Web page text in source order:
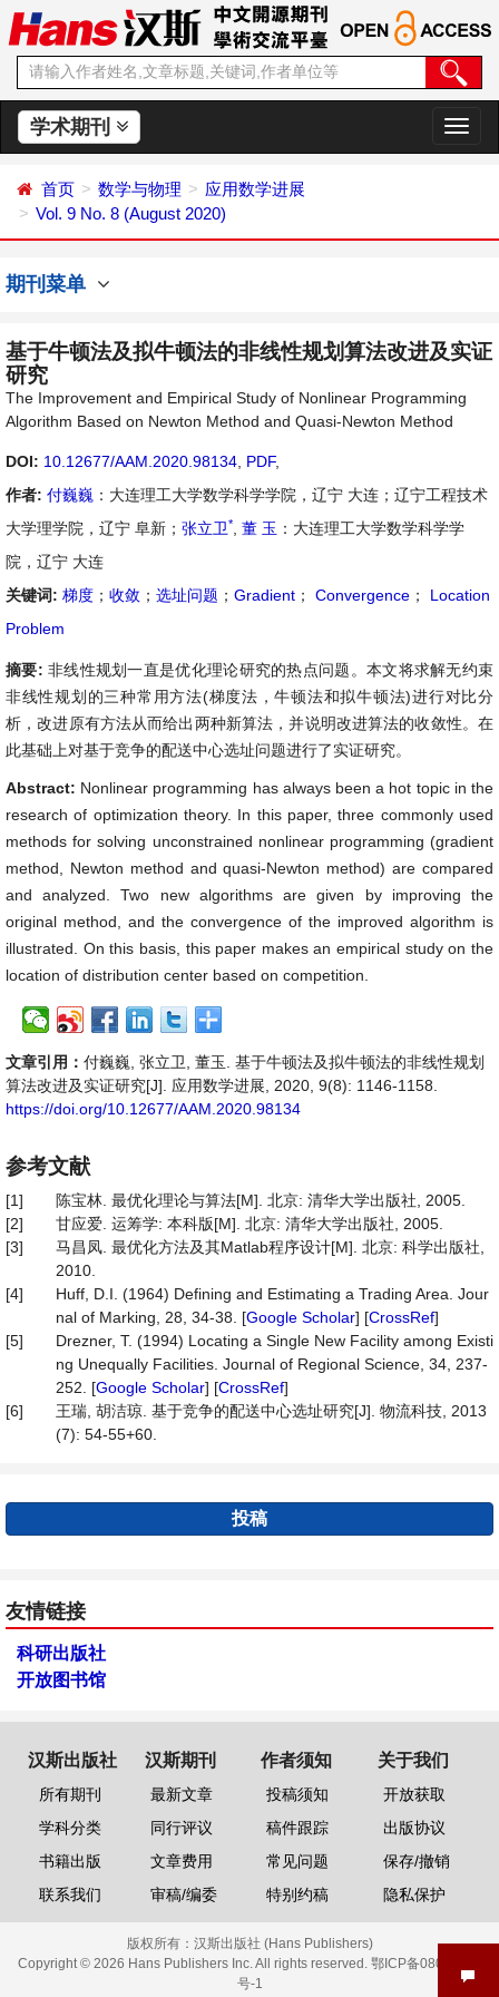
学术期刊
切
换
首页 数学与物理
应用数学进展
Vol. 9 No. 8 (August 2020)
期刊菜单
基于牛顿法及拟牛顿法的非线性规划算法改进及实证
研究
The Improvement and Empirical Study of Nonlinear Programming
Algorithm Based on Newton Method and Quasi-Newton Method
DOI: 10.12677/AAM.2020.98134 PDF,
作者: 付巍巍 ：大连理工大学数学科学学院，辽宁 大连；辽宁工程技术
大学理学院，辽宁 阜新； 张立卫* 董 玉 ：大连理工大学数学科学学
院，辽宁 大连
关键词: 梯度 ； 收敛 ； 选址问题 ； Gradient ； Convergence ；
Location
Problem
摘要: 非线性规划一直是优化理论研究的热点问题。本文将求解无约束
非线性规划的三种常用方法(梯度法，牛顿法和拟牛顿法)进行对比分
析，改进原有方法从而给出两种新算法，并说明改进算法的收敛性。在
此基础上对基于竞争的配送中心选址问题进行了实证研究。
Abstract: Nonlinear programming has always been a hot topic in the
research of optimization theory. In this paper, three commonly used
methods for solving unconstrained nonlinear programming (gradient
method, Newton method and quasi-Newton method) are compared
and analyzed. Two new algorithms are given by improving the
original method, and the convergence of the improved algorithm is
illustrated. On this basis, this paper makes an empirical study on the
location of distribution center based on competition.
文章引用： 付巍巍, 张立卫, 董玉. 基于牛顿法及拟牛顿法的非线性规划
算法改进及实证研究[J]. 应用数学进展, 2020, 9(8): 1146-1158.
https://doi.org/10.12677/AAM.2020.98134
参考文献
[1]
陈宝林. 最优化理论与算法[M]. 北京: 清华大学出版社, 2005.
[2]
甘应爱. 运筹学: 本科版[M]. 北京: 清华大学出版社, 2005.
[3]
马昌凤. 最优化方法及其Matlab程序设计[M]. 北京: 科学出版社,
2010.
[4]
Huff, D.I. (1964) Defining and Estimating a Trading Area. Jour
nal of Marking, 28, 34-38. [Google Scholar] [CrossRef]
[5]
Drezner, T. (1994) Locating a Single New Facility among Existi
ng Unequally Facilities. Journal of Regional Science, 34, 237-
252. [Google Scholar] [CrossRef]
[6]
王瑞, 胡洁琼. 基于竞争的配送中心选址研究[J]. 物流科技, 2013
(7): 54-55+60.
投稿
友情链接
科研出版社
开放图书馆
汉斯出版社
所有期刊
学科分类
书籍出版
联系我们
汉斯期刊
最新文章
同行评议
文章费用
审稿/编委
作者须知
投稿须知
稿件跟踪
常见问题
特别约稿
关于我们
开放获取
出版协议
保存/撤销
隐私保护
版权所有： 汉斯出版社 (Hans Publishers)
Copyright © 2026 Hans Publishers Inc. All rights reserved. 鄂ICP备08006613
号-1